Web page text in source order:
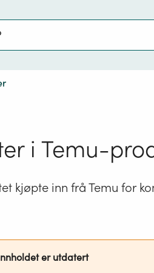
i Temu-
kjøpte inn frå Temu for
er utdatert